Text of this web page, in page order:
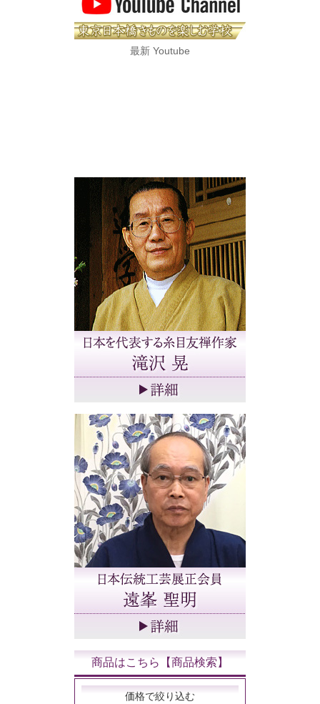
最新 Youtube
商品はこちら【商品検索】
価格で絞り込む